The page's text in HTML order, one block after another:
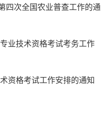
四次全国农业普查工作的通
业技术资格考试考务工作
资格考试工作安排的通知